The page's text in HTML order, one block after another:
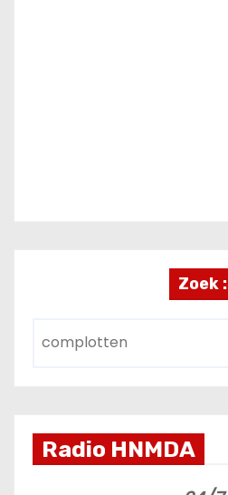
Zoek :
Radio HNMDA